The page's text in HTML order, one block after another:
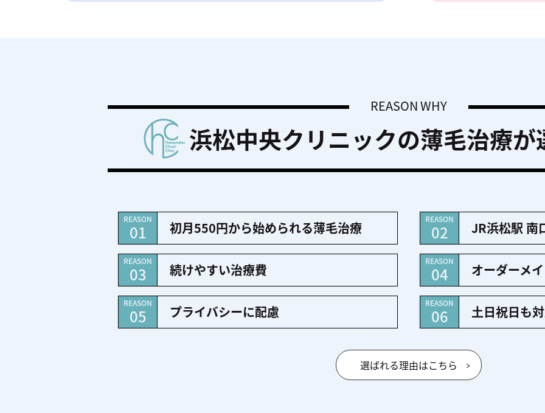
REASON WHY
浜松中央クリニックの薄毛治療
REASON
01 初月550円から始められる薄毛治療
REASON
02 JR浜松駅 南
REASON
03 続けやすい治療費
REASON
04 オーダーメ
REASON
05 プライバシーに配慮
REASON
06 土日祝日も
選ばれる理由はこちら